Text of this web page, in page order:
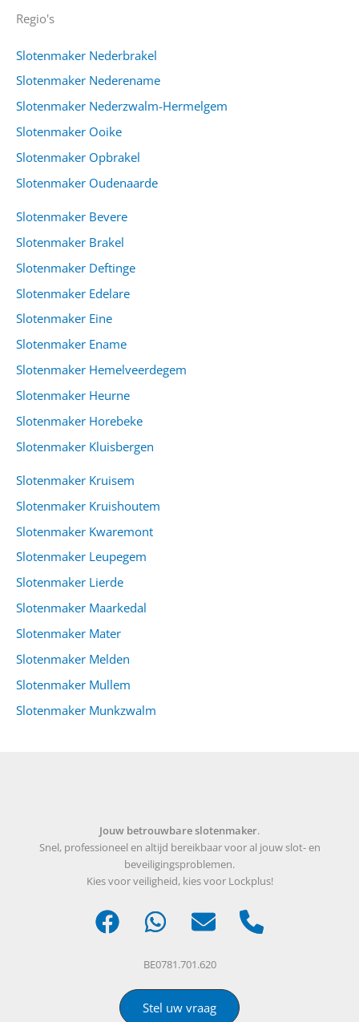
Regio's
Slotenmaker Nederbrakel
Slotenmaker Nederename
Slotenmaker Nederzwalm-Hermelgem
Slotenmaker Ooike
Slotenmaker Opbrakel
Slotenmaker Oudenaarde
Slotenmaker Bevere
Slotenmaker Brakel
Slotenmaker Deftinge
Slotenmaker Edelare
Slotenmaker Eine
Slotenmaker Ename
Slotenmaker Hemelveerdegem
Slotenmaker Heurne
Slotenmaker Horebeke
Slotenmaker Kluisbergen
Slotenmaker Kruisem
Slotenmaker Kruishoutem
Slotenmaker Kwaremont
Slotenmaker Leupegem
Slotenmaker Lierde
Slotenmaker Maarkedal
Slotenmaker Mater
Slotenmaker Melden
Slotenmaker Mullem
Slotenmaker Munkzwalm
Jouw betrouwbare slotenmaker.
Snel, professioneel en altijd bereikbaar voor al jouw slot- en
beveiligingsproblemen.
Kies voor veiligheid, kies voor Lockplus!
BE0781.701.620
Stel uw vraag